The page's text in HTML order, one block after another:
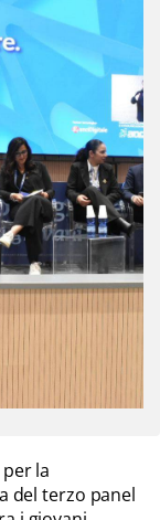
la
del terzo panel